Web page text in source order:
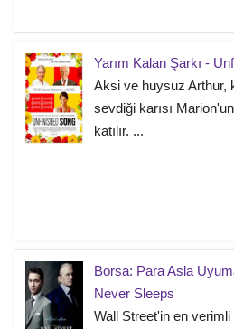
Yarım Kalan Şarkı -
Aksi ve huysuz Arthur,
sevdiği karısı
katılır. ...
Borsa: Para Asla
Never Sleeps
Wall Street'in en verimli